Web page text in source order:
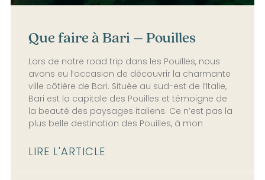
Que faire à Bari – Pouilles
Lors de notre road trip dans les Pouilles, nous
avons eu l’occasion de découvrir la charmante
ville côtière de Bari. Située au sud-est de l’Italie,
Bari est la capitale des Pouilles et témoigne de
la beauté des paysages italiens. Ce n’est pas la
plus belle destination des Pouilles, à mon
LIRE L'ARTICLE